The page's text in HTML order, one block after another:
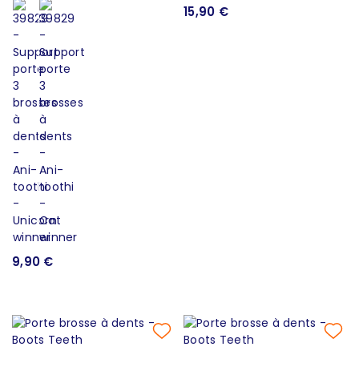
9,90 €
15,90 €